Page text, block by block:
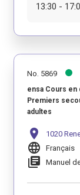
13:30 -
No. 5869
ensa Cours en
Premiers
adultes
location_on 1020
language Français
library_books Manuel